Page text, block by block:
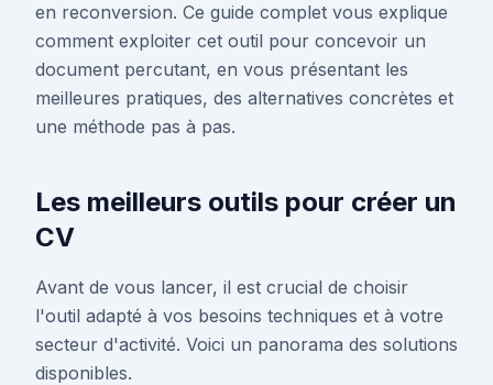
en reconversion. Ce guide complet vous explique
comment exploiter cet outil pour concevoir un
document percutant, en vous présentant les
meilleures pratiques, des alternatives concrètes et
une méthode pas à pas.
Les meilleurs outils pour créer un
CV
Avant de vous lancer, il est crucial de choisir
l'outil adapté à vos besoins techniques et à votre
secteur d'activité. Voici un panorama des solutions
disponibles.